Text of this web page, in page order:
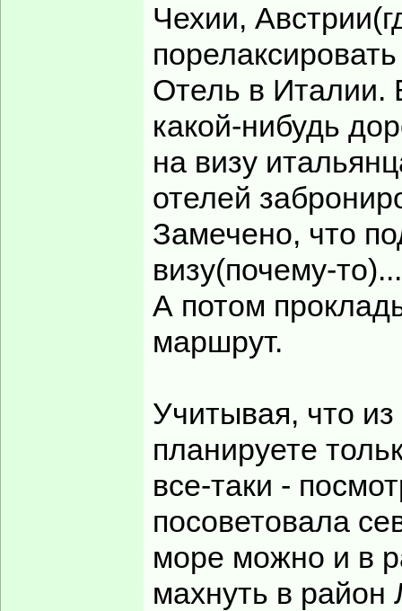
Чехии,
Отель в Италии.
какой-нибудь
на визу
отелей
Замечено, что
визу(почему-то)...
А потом
маршрут.
Учитывая, что
планируете
все-таки -
посоветовала
море можно и в
махнуть в район